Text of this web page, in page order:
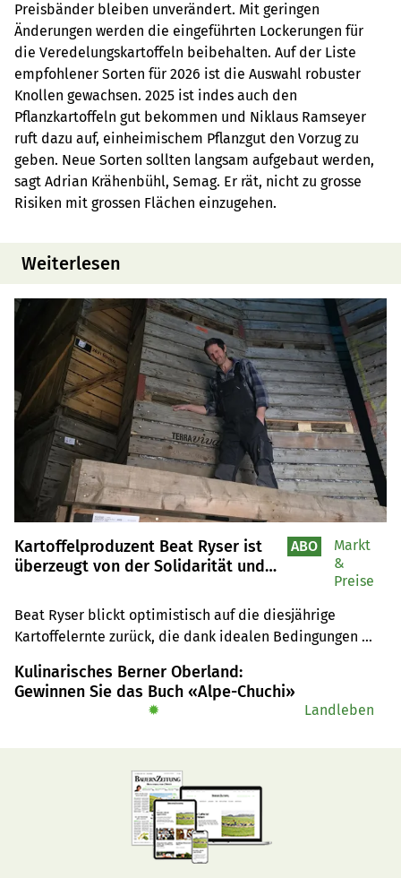
Preisbänder bleiben unverändert. Mit geringen
Änderungen werden die eingeführten Lockerungen für
die Veredelungskartoffeln beibehalten. Auf der Liste
empfohlener Sorten für 2026 ist die Auswahl robuster
Knollen gewachsen. 2025 ist indes auch den
Pflanzkartoffeln gut bekommen und Niklaus Ramseyer
ruft dazu auf, einheimischem Pflanzgut den Vorzug zu
geben. Neue Sorten sollten langsam aufgebaut werden,
sagt Adrian Krähenbühl, Semag. Er rät, nicht zu grosse
Risiken mit grossen Flächen einzugehen.
Weiterlesen
Kartoffelproduzent Beat Ryser ist
überzeugt von der Solidarität und
Marktsystems
Beat Ryser blickt optimistisch auf die diesjährige
Kartoffelernte zurück, die dank idealen Bedingungen
Ernteüberschusses warnt er vor zu schnellem
Profitdenken und betont die Wichtigkeit stabiler Preise
ABO
Markt
&
Preise
Kulinarisches Berner Oberland:
Gewinnen Sie das Buch «Alpe-Chuchi»
✹ Landleben